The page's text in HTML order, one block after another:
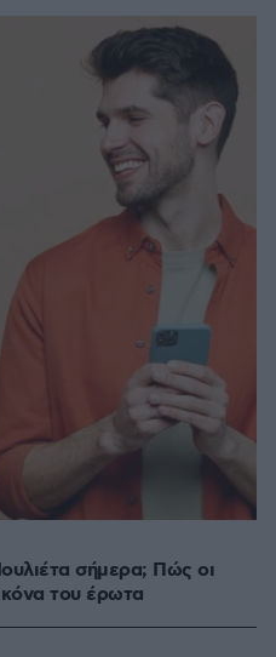
σήμερα; Πώς οι
του έρωτα